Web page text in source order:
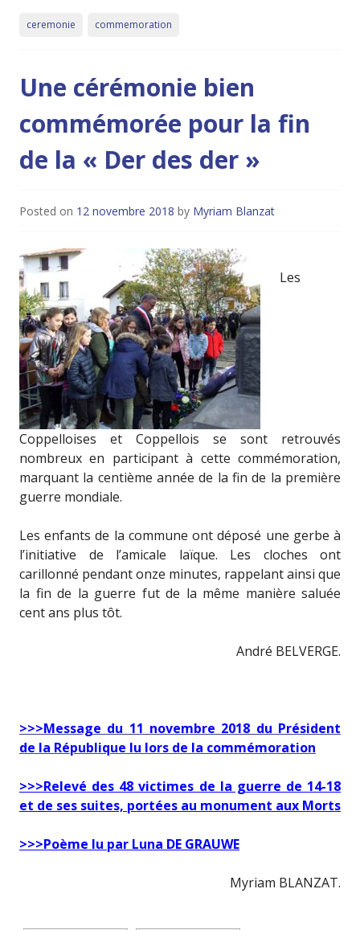
ceremonie commemoration
Une cérémonie bien
commémorée pour la fin
de la « Der des der »
Posted on 12 novembre 2018 by Myriam Blanzat
Les
Coppelloises et Coppellois se sont retrouvés
nombreux en participant à cette commémoration,
marquant la centième année de la fin de la première
guerre mondiale.
Les enfants de la commune ont déposé une gerbe à
l’initiative de l’amicale laïque. Les cloches ont
carillonné pendant onze minutes, rappelant ainsi que
la fin de la guerre fut de la même manière saluée
cent ans plus tôt.
André BELVERGE.
>>>Message du 11 novembre 2018 du Président
de la République lu lors de la commémoration
>>>Relevé des 48 victimes de la guerre de 14-18
et de ses suites, portées au monument aux Morts
>>>Poème lu par Luna DE GRAUWE
Myriam BLANZAT.